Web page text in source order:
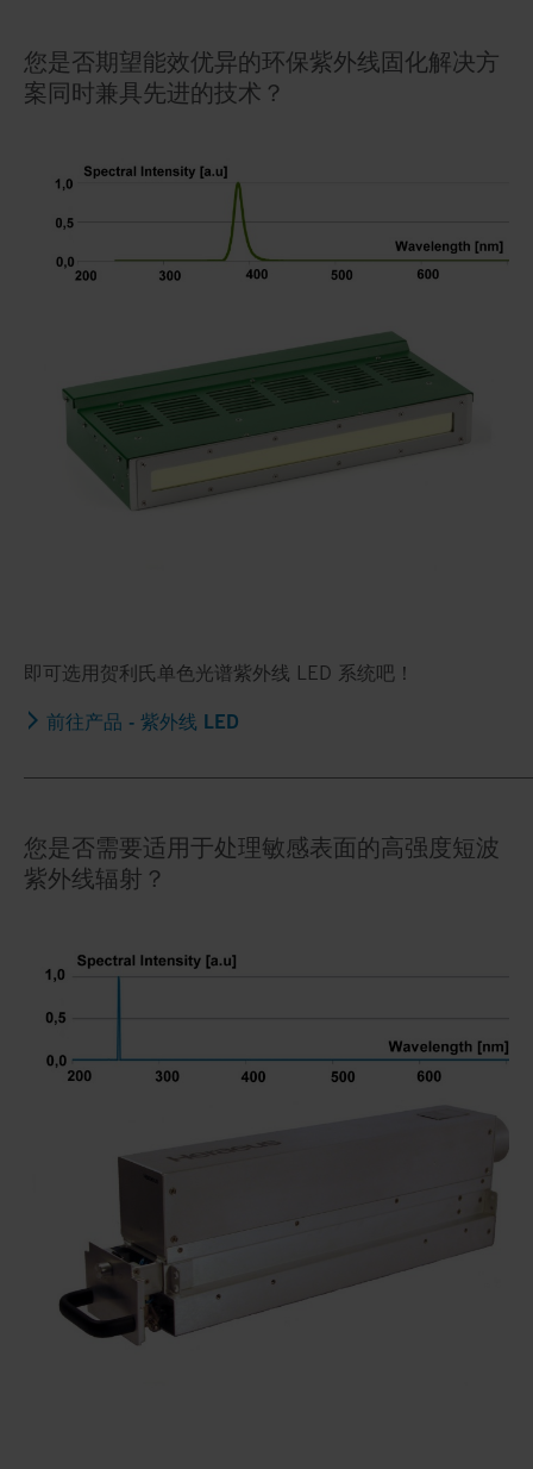
您是否期望能效优异的环保紫外线固化解决方
案同时兼具先进的技术？
即可选用贺利氏单色光谱紫外线 LED 系统吧！
前往产品 - 紫外线 LED
您是否需要适用于处理敏感表面的高强度短波
紫外线辐射？